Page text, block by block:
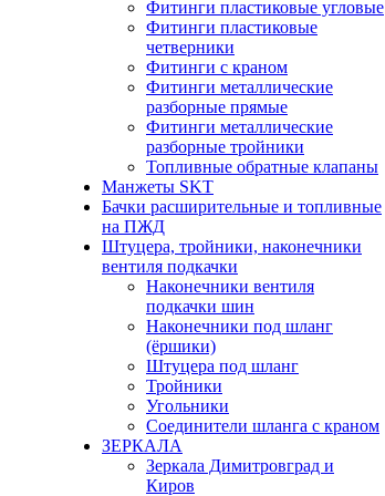
Фитинги пластиковые угловые
Фитинги пластиковые
четверники
Фитинги с краном
Фитинги металлические
разборные прямые
Фитинги металлические
разборные тройники
Топливные обратные клапаны
Манжеты SKT
Бачки расширительные и топливные
на ПЖД
Штуцера, тройники, наконечники
вентиля подкачки
Наконечники вентиля
подкачки шин
Наконечники под шланг
(ёршики)
Штуцера под шланг
Тройники
Угольники
Соединители шланга с краном
ЗЕРКАЛА
Зеркала Димитровград и
Киров